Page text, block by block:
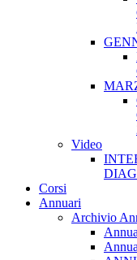
Video
Corsi
Annuari
Archivio